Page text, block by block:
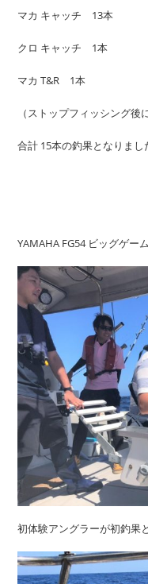
新艇・展示艇情報
求人情報
マカ キャッチ 13本
クロ キャッチ 1本
マカ T&R 1本
（ストップフィッシング後
合計 15本の釣果となりまし
YAMAHA FG54 ビッグゲー
初体験アングラーが初釣果